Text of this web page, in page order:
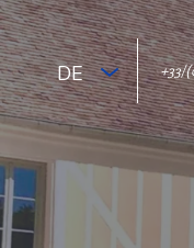
DE +33/